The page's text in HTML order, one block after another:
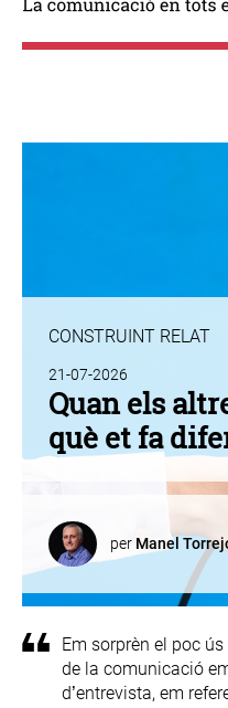
CONSTRUINT RELAT
21-07-2026
Quan els
què et fa
per Manel
Em sorprèn el poc
de la comunicació
d’entrevista, em